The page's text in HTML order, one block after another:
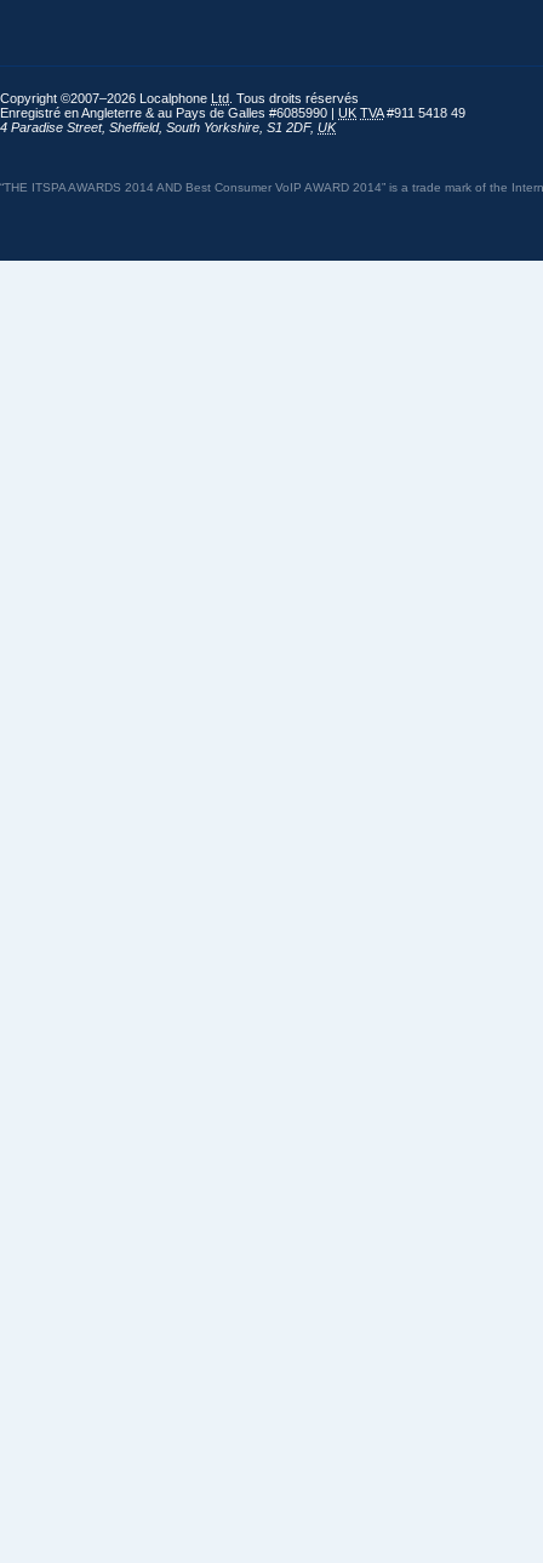
Copyright ©2007–2026 Localphone Ltd . Tous droits réservés
Enregistré en Angleterre & au Pays de Galles #6085990 | UK TVA#911 5418 49
4 Paradise Street, Sheffield, South Yorkshire S1 2DF, UK
“THE ITSPA AWARDS 2014 AND Best Consumer VoIP AWARD 2014” is a trade mark of the